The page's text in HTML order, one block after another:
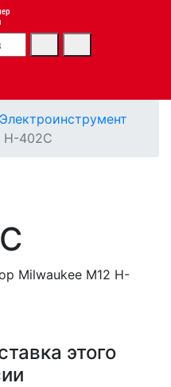
Электроинструмент
H-402C
Milwaukee M12 H-
этого